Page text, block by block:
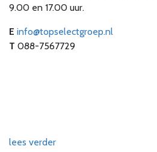
9.00 en 17.00 uur.
E info@topselectgroep.nl
T 088-7567729
lees verder